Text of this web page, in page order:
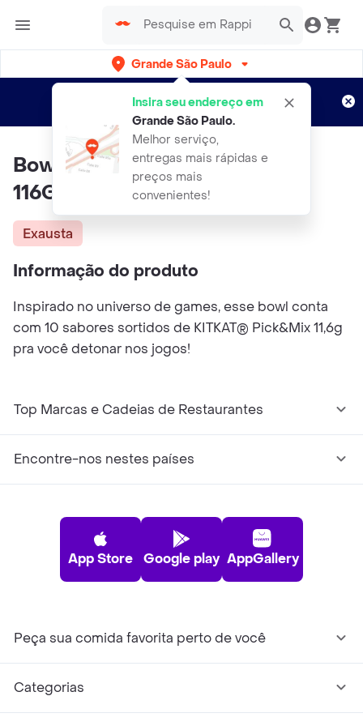
Grande São Paulo
Insira seu endereço em
Grande São Paulo.
Melhor serviço,
entregas mais rápidas e
preços mais
convenientes!
Entregas grátis por 15 dias!
Aplicam T&C
Bowl KITKAT® Gamer Sortidos
116G
Exausta
Informação do produto
Inspirado no universo de games, esse bowl conta
com 10 sabores sortidos de KITKAT® Pick&Mix 11,6g
pra você detonar nos jogos!
Top Marcas e Cadeias de Restaurantes
Encontre-nos nestes países
App Store Google play AppGallery
Peça sua comida favorita perto de você
Categorias